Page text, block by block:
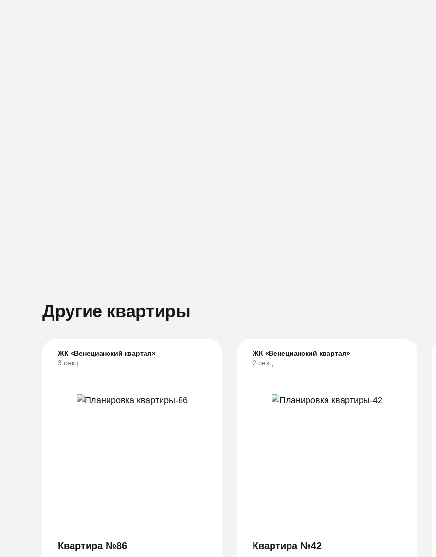
Другие квартиры
ЖК «Венецианский квартал»
3 секц.
Квартира №86
ЖК «Венецианский квартал»
2 секц.
Квартира №42